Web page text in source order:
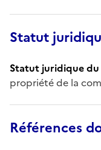
Statut
Statut juridique
propriété de la
Références